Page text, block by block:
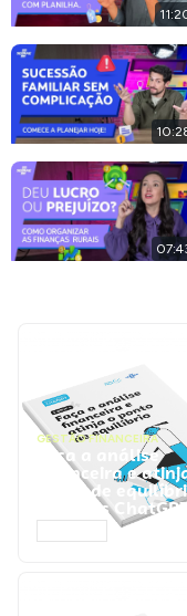
GESTÃO FINANCEIRA
Faça a análise
financeira e
ponto de
Prompts